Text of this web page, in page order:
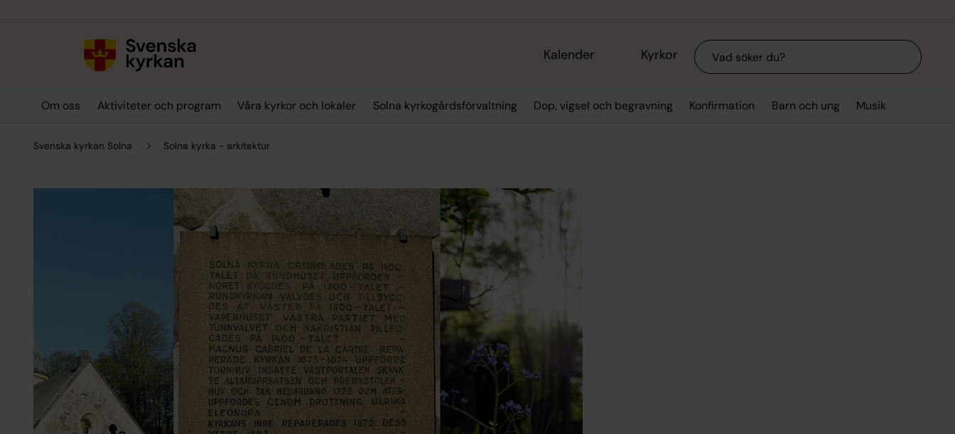
Kalender Kyrkor Sök
Om oss Aktiviteter och program Våra kyrkor och lokaler Solna kyrkogårdsförvaltning Dop, vigsel och begravning Konfirmation Barn och ung Musik
Svenska kyrkan Solna Solna kyrka - arkitektur